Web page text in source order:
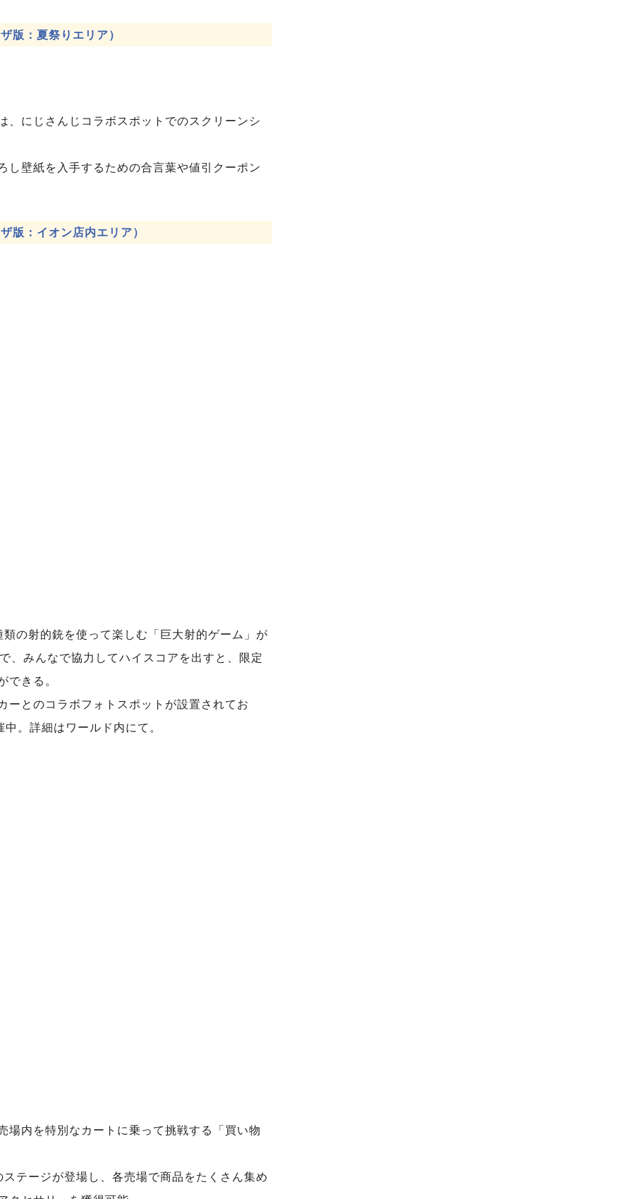
版：夏祭りエリア）
、にじさんじコラボスポットでのスクリーンシ
し壁紙を入手するための合言葉や値引クーポン
版：イオン店内エリア）
の射的銃を使って楽しむ「巨大射的ゲーム」が
、みんなで協力してハイスコアを出すと、限定
できる。
ーとのコラボフォトスポットが設置されてお
。詳細はワールド内にて。
場内を特別なカートに乗って挑戦する「買い物
テージが登場し、各売場で商品をたくさん集め